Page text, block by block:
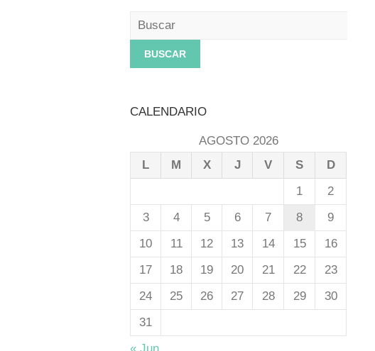
Buscar
CALENDARIO
AGOSTO 2026
L
M X J V S
D
1
2
3
4 5 6 7 8
9
10
11 12 13 14 15
16
17
18 19 20 21 22
23
24
25 26 27 28 29
30
31